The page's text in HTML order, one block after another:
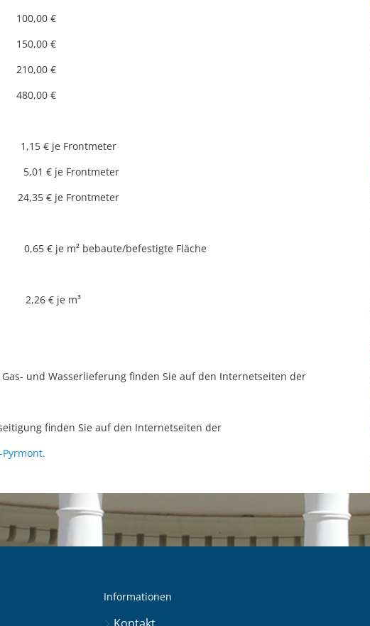
€
€
210,00 €
€
€ je Frontmeter
5,01 € je Frontmeter
€ je Frontmeter
€ je m² bebaute/befestigte Fläche
€ je m³
und Wasserlieferung finden Sie auf den Internetseiten der
finden Sie auf den Internetseiten der
Informationen